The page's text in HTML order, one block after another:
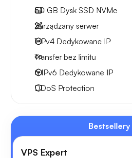
50 GB Dysk SSD NVMe
Zarządzany serwer
1 IPv4 Dedykowane IP
Transfer bez limitu
6 IPv6 Dedykowane IP
DDoS Protection
Bestsellery
VPS Expert